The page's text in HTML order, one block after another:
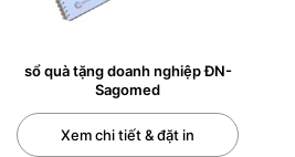
nước, dễ vệ sinh. Lý tưởng
Sổ Lò Xo Bìa Kraft: Bìa giấy
Phong cách vintage, mộc
trường.
sổ quà tặng doanh nghiệp ĐN-
Sagomed
Xem chi tiết & đặt in